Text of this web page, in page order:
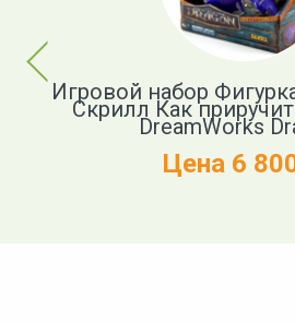
Previous
Игровой набор
Скрилл Как
DreamWorks
Цена 6